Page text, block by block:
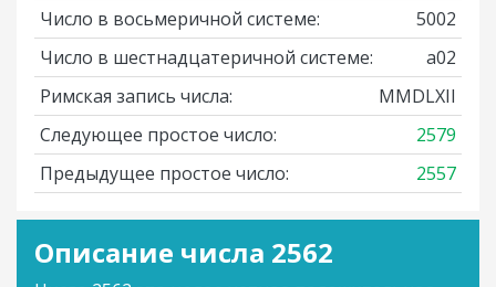
Число в восьмеричной системе:
5002
Число в шестнадцатеричной системе:
a02
Римская запись числа:
MMDLXII
Следующее простое число:
2579
Предыдущее простое число:
2557
Описание числа 2562